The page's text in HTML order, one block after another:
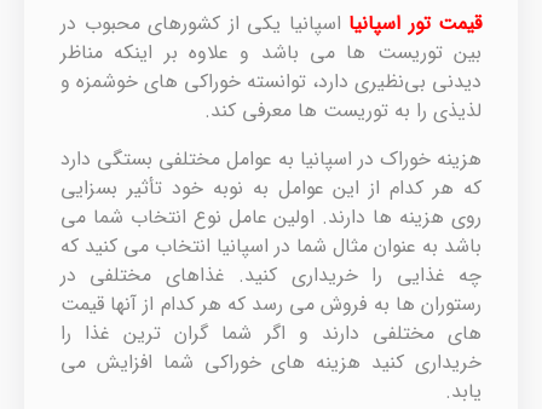
قیمت تور اسپانیا اسپانیا یکی از کشورهای محبوب در
بین توریست ها می باشد و علاوه بر اینکه مناظر
دیدنی بی‌نظیری دارد، توانسته خوراکی های خوشمزه و
لذیذی را به توریست ها معرفی کند.
هزینه خوراک در اسپانیا به عوامل مختلفی بستگی دارد
که هر کدام از این عوامل به نوبه خود تأثیر بسزایی
روی هزینه ها دارند. اولین عامل نوع انتخاب شما می
باشد به عنوان مثال شما در اسپانیا انتخاب می کنید که
چه غذایی را خریداری کنید. غذاهای مختلفی در
رستوران ها به فروش می رسد که هر کدام از آنها قیمت
های مختلفی دارند و اگر شما گران ترین غذا را
خریداری کنید هزینه های خوراکی شما افزایش می
یابد.